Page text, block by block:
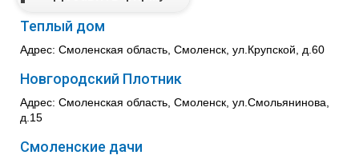
Теплый дом
Адрес: Смоленская область, Смоленск, ул.Крупской, д.60
Новгородский Плотник
Адрес: Смоленская область, Смоленск, ул.Смольянинова,
д.15
Смоленские дачи